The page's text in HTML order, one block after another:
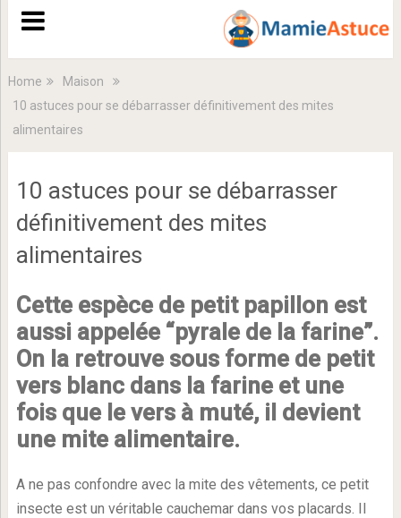
Home
Maison
10 astuces pour se débarrasser définitivement des mites
alimentaires
10 astuces pour se débarrasser
définitivement des mites
alimentaires
Cette espèce de petit papillon est
aussi appelée “pyrale de la farine”.
On la retrouve sous forme de petit
vers blanc dans la farine et une
fois que le vers à muté, il devient
une mite alimentaire.
A ne pas confondre avec la mite des vêtements, ce petit
insecte est un véritable cauchemar dans vos placards. Il